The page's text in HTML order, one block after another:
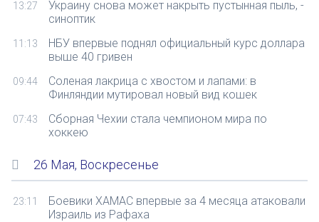
13:27
Украину снова может накрыть пустынная пыль, -
синоптик
11:13
НБУ впервые поднял официальный курс доллара
выше 40 гривен
09:44
Соленая лакрица с хвостом и лапами: в
Финляндии мутировал новый вид кошек
07:43
Сборная Чехии стала чемпионом мира по
хоккею
26 Мая, Воскресенье
23:11
Боевики ХАМАС впервые за 4 месяца атаковали
Израиль из Рафаха